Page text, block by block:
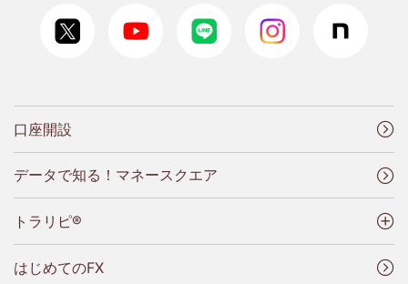
口座開設
データで知る！マネースクエア
トラリピ®
はじめてのFX